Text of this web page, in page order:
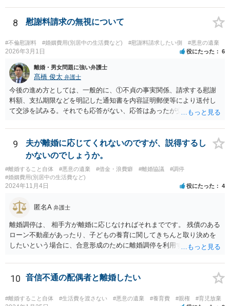
いうものも、一応考えられないではありません。 ただし、訴訟を
起こすにも相応の費用と時間がかかります。 たとえば養育費の増
額調停を依頼して、併せて弁護士から相手に迷惑行為をやめるよう通
いといけません。 慰謝料は調停では相手が応じないと決められないの
で、訴訟を起こした裁判でしか（合意できない限り）請求できませ
8 慰謝料請求の無視について
#不倫慰謝料 #婚姻費用(別居中の生活費など) #慰謝料請求したい側 #悪意の遺棄
2026年3月1日 役にたった 6
離婚・男女問題に強い弁護士
髙橋 俊太 弁護士
今後の進め方としては、一般的に、①不貞の事実関係、請求する慰謝
料額、支払期限などを明記した通知書を内容証明郵便等により送付し
て交渉を試みる。それでも応答がない、応答はあったが交渉で解決で
なるでしょう。 また、配偶者と別居中で生活費が支払われていないと
いう点については、婚姻費用分担請求調停を申し立てることも有効で
す。 証拠の整理が重要ですので、早めに弁護士へ具体的事情を示して
相談することをお勧めします。
9
夫が離婚に応じてくれないのですが、説得するし
かないのでしょうか。
#離婚すること自体 #悪意の遺棄 #借金・浪費癖 #離婚協議
#調停
#婚姻費用(別居中の生活費など)
2024年11月4日 役にたった 4
匿名A 弁護士
離婚調停は、 相手方が離婚に応じなければそれまでです。 残債のある
ローン不動産があったり、子どもの養育に関してきちんと取り決めを
したいという場合に、合意形成のために離婚調停を利用することは合
いため、 申立てをしても相手方が出頭せず終わってしまったり、 半年
から一年調停をやって徒労に終わるだけといったデメリットの部分が
大きいように思われます。 調停前置主義との関係で、離婚訴訟を見据
えて調停を行う（即不調でも構わない）ということは考えられます
10 音信不通の配偶者と離婚したい
#離婚すること自体 #生活費を渡さない #悪意の遺棄 #養育費 #親権 #育児放棄